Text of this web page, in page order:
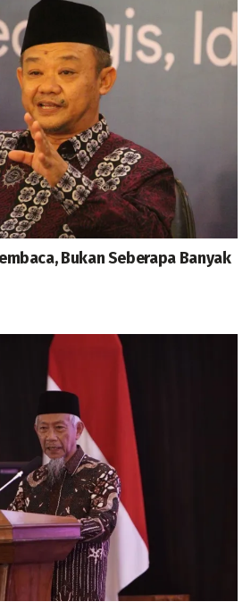
Bukan Seberapa Banyak